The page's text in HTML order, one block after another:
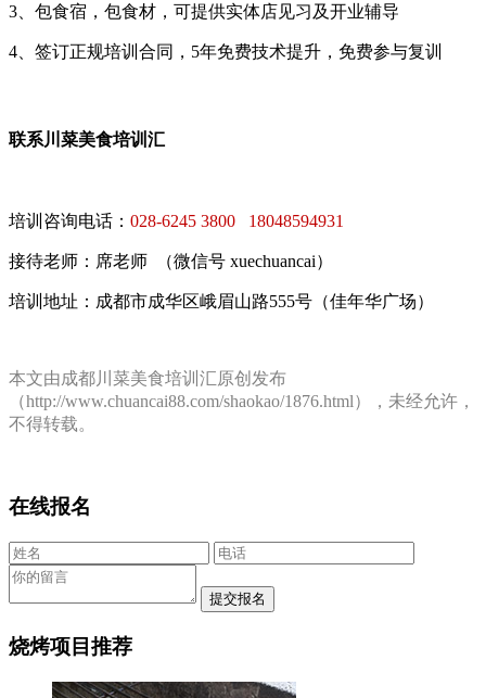
3、包食宿，包食材，可提供实体店见习及开业辅导
4、签订正规培训合同，5年免费技术提升，免费参与复训
联系川菜美食培训汇
培训咨询电话： 028-6245 3800 18048594931
接待老师：席老师 （微信号 xuechuancai）
培训地址：成都市成华区峨眉山路555号（佳年华广场）
本文由成都川菜美食培训汇原创发布
（http://www.chuancai88.com/shaokao/1876.html），未经允许，
不得转载。
在线报名
烧烤项目推荐